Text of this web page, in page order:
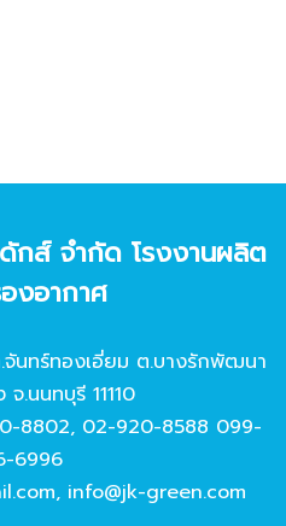
กส์ จํากัด โรงงานผลิต
งอากาศ
นทร์ทองเอี่ยม ต.บางรักพัฒนา
.นนทบุรี 11110
8802, 02-920-8588 099-
6996
, info@jk-green.com